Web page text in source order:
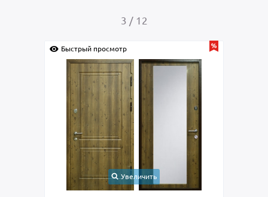
3 / 12
Быстрый просмотр
Увеличить